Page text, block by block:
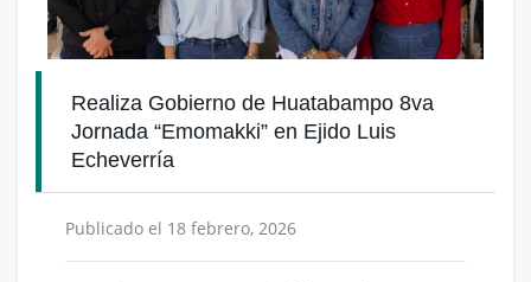
Realiza Gobierno de Huatabampo 8va
Jornada “Emomakki” en Ejido Luis
Echeverría
Publicado el 18 febrero, 2026